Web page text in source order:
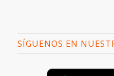
SÍGUENOS EN